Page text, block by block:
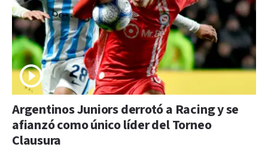
Argentinos Juniors derrotó a Racing y se
afianzó como único líder del Torneo
Clausura